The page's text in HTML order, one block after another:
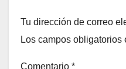
Tu dirección de correo
Los campos obligatorios
Comentario *